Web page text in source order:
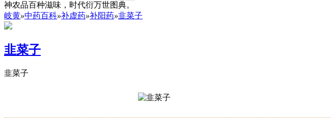
神农品百种滋味，时代衍万世图典。
岐黄»中药百科»补虚药»补阳药»韭菜子
韭菜子
韭菜子